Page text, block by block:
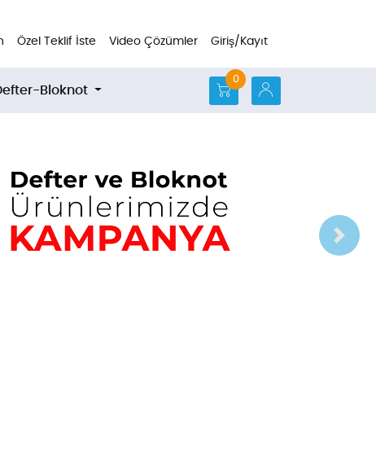
Özel Teklif İste Video Çözümler Giriş/Kayıt
Bloknot
0